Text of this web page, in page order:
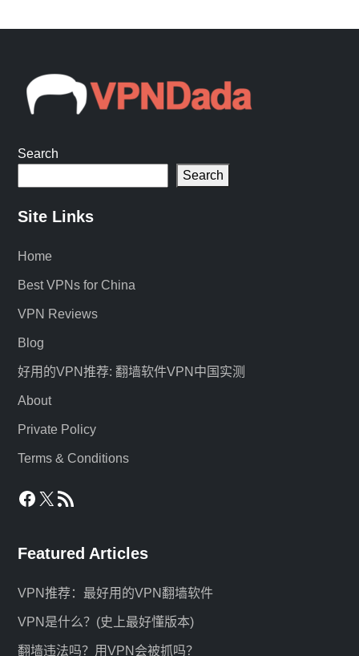
Search
Search
Site Links
Home
Best VPNs for China
VPN Reviews
Blog
好用的VPN推荐: 翻墙软件VPN中国实测
About
Private Policy
Terms & Conditions
Facebook X RSS Feed
Featured Articles
VPN推荐：最好用的VPN翻墙软件
VPN是什么？(史上最好懂版本)
翻墙违法吗？用VPN会被抓吗？